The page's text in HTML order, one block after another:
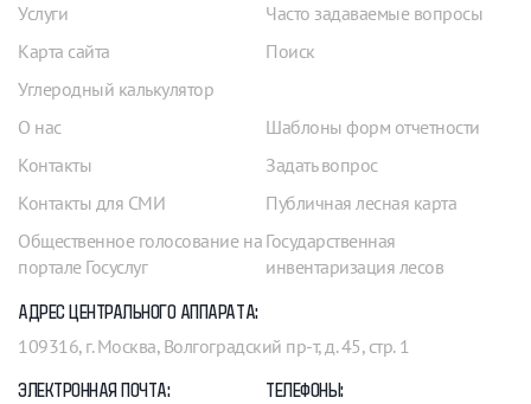
Услуги
Карта сайта
Углеродный калькулятор
Часто задаваемые вопросы
Поиск
О нас
Контакты
Контакты для СМИ
Общественное голосование на
портале Госуслуг
Шаблоны форм отчетности
Задать вопрос
Публичная лесная карта
Государственная
инвентаризация лесов
АДРЕС ЦЕНТРАЛЬНОГО АППАРАТА:
109316, г. Москва, Волгоградский пр-т, д. 45, стр. 1
ЭЛЕКТРОННАЯ ПОЧТА: ТЕЛЕФОНЫ: